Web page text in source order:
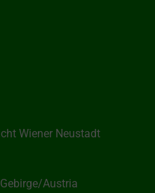
Wiener Neustadt
Austria